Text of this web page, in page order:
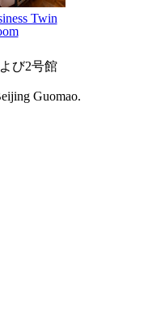
Twin
び2号館
Guomao.